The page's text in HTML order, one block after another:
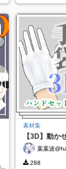
素材集
【3D】動か
（Moveable
葉葉波
288